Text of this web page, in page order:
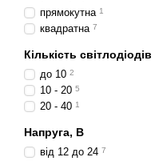
прямокутна 1
квадратна 7
Кількість світлодіодів
до 10 2
10 - 20 5
20 - 40 1
Напруга, В
від 12 до 24 7